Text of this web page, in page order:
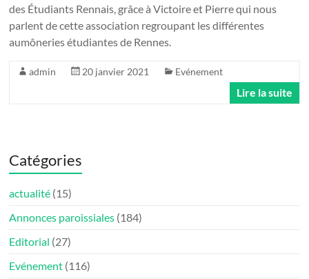
des Étudiants Rennais, grâce à Victoire et Pierre qui nous
parlent de cette association regroupant les différentes
aumôneries étudiantes de Rennes.
admin 20 janvier 2021 Evénement
Lire la suite
Catégories
actualité (15)
Annonces paroissiales (184)
Editorial (27)
Evénement (116)